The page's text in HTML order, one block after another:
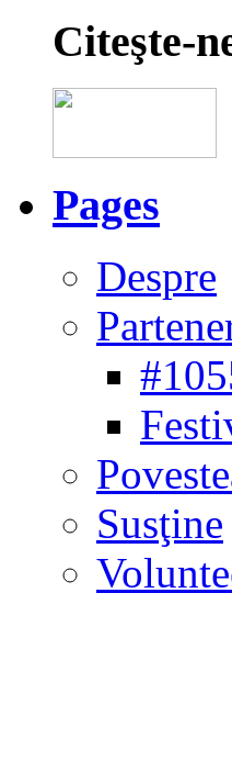
Citeşte-
Pages
Despre
Susţine